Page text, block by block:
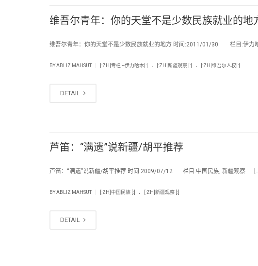
维吾尔青年：你的天堂不是少数民族就业的地
维吾尔青年：你的天堂不是少数民族就业的地方 时间:2011/01/30 栏目:伊力哈
BYABLIZ MAHSUT [:ZH]专栏 --伊力哈木[:] . [:ZH]新疆观察 [:] . [:ZH]维吾尔人权[:]
DETAIL
芦笛：“满遗”说新疆/胡平推荐
芦笛：“满遗”说新疆/胡平推荐 时间:2009/07/12 栏目:中国民族, 新疆观察
BYABLIZ MAHSUT [:ZH]中国民族 [:] . [:ZH]新疆观察 [:]
DETAIL